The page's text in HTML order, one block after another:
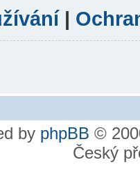
|
by phpBB ©
Český